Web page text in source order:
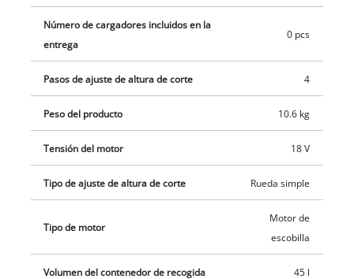
necesidades individuales para facilitar y hacer más cómodo
su uso. La cesta de recogida de hierba, de generosas
dimensiones y con un volumen de 45 litros, es desmontable.
Este producto se entrega sin batería y sin cargador, que están
disponibles por separado, por ejemplo, como un práctico
juego de iniciación.
Número de cargadores incluidos en la
entrega
0 pcs
Pasos de ajuste de altura de corte 4
Peso del producto 10.6 kg
Tensión del motor 18 V
Tipo de ajuste de altura de corte Rueda simple
Tipo de motor
Motor de
escobilla
Volumen del contenedor de recogida 45 l